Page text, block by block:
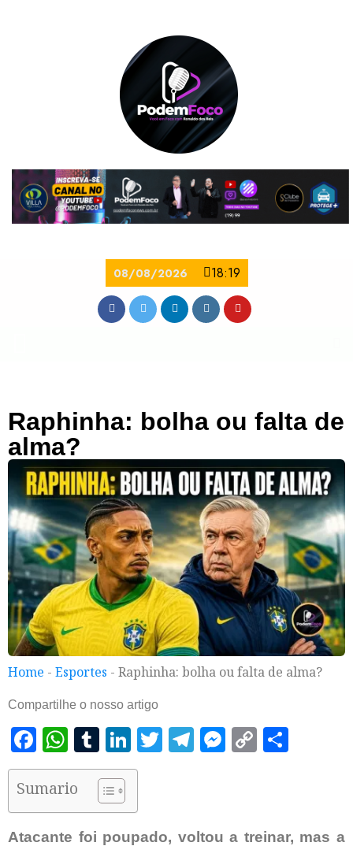
08/08/2026 18:19
Raphinha: bolha ou falta de
alma?
Home - Esportes - Raphinha: bolha ou falta de alma?
Compartilhe o nosso artigo
Facebook
WhatsApp
Tumblr
LinkedIn
Twitter
Telegram
Messenger
Copy
Sumario
Atacante foi poupado, voltou a treinar, mas a